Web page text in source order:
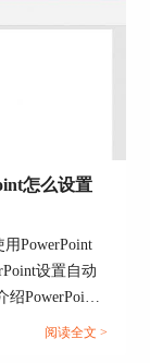
怎么设置
PowerPoint
设置自动
绍PowerPoint
片大小的具体
阅读全文 >